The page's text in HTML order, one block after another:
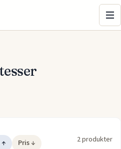
↑ Pris ↓ 2 produkter